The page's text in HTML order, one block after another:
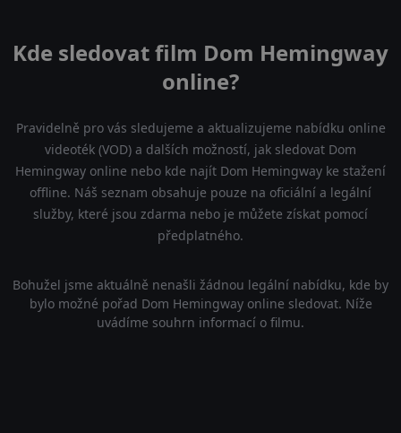
Kde sledovat film Dom Hemingway
online?
Pravidelně pro vás sledujeme a aktualizujeme nabídku online
videoték (VOD) a dalších možností, jak sledovat Dom
Hemingway online nebo kde najít Dom Hemingway ke stažení
offline. Náš seznam obsahuje pouze na oficiální a legální
služby, které jsou zdarma nebo je můžete získat pomocí
předplatného.
Bohužel jsme aktuálně nenašli žádnou legální nabídku, kde by
bylo možné pořad Dom Hemingway online sledovat. Níže
uvádíme souhrn informací o filmu.